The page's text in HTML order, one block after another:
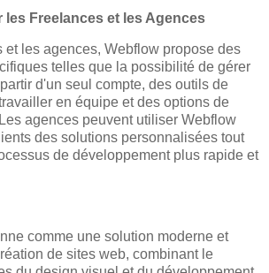
les Freelances et les Agences
et les agences, Webflow propose des
telles que la possibilité de gérer
d'un seul compte, des outils de
en équipe et des options de
agences peuvent utiliser Webflow
des solutions personnalisées tout
de développement plus rapide et
comme une solution moderne et
de sites web, combinant le